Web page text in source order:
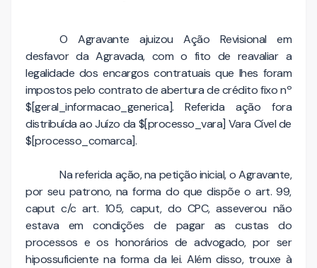
O Agravante ajuizou Ação Revisional em
desfavor da Agravada, com o fito de reavaliar a
legalidade dos encargos contratuais que lhes foram
impostos pelo contrato de abertura de crédito fixo nº
$[geral_informacao_generica]. Referida ação fora
distribuída ao Juízo da $[processo_vara] Vara Cível de
$[processo_comarca].
Na referida ação, na petição inicial, o Agravante,
por seu patrono, na forma do que dispõe o art. 99,
caput c/c art. 105, caput, do CPC, asseverou não
estava em condições de pagar as custas do
processos e os honorários de advogado, por ser
hipossuficiente na forma da lei. Além disso, trouxe à